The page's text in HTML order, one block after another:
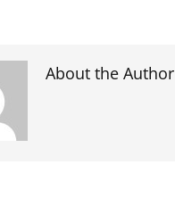
About the Author